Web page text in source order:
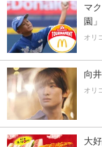
マ
園」
オリ
向
オリ
大